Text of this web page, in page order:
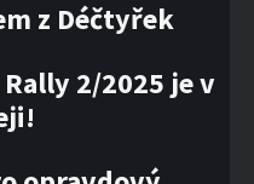
z Déčtyřek
2/2025 je v